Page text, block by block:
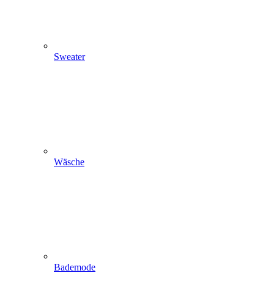
Sweater
Wäsche
Bademode